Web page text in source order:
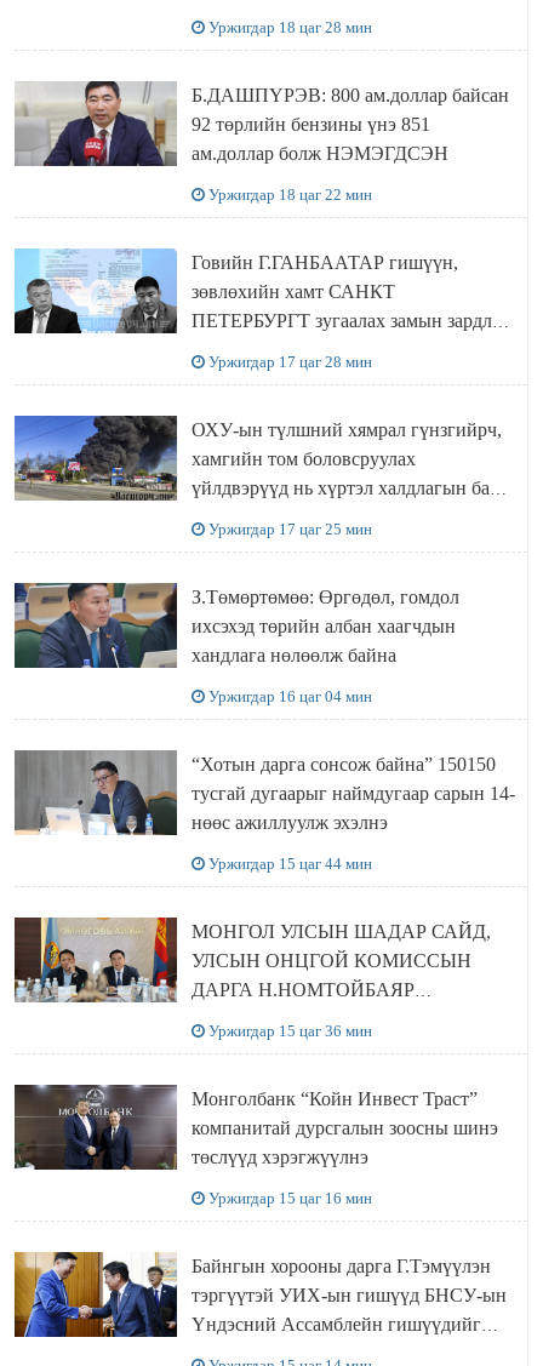
Уржигдар 18 цаг 28 мин
Б.ДАШПҮРЭВ: 800 ам.доллар байсан
92 төрлийн бензины үнэ 851
ам.доллар болж НЭМЭГДСЭН
Уржигдар 18 цаг 22 мин
Говийн Г.ГАНБААТАР гишүүн,
зөвлөхийн хамт САНКТ
ПЕТЕРБУРГТ зугаалах замын зардлаа
Уржигдар 17 цаг 28 мин
ОХУ-ын түлшний хямрал гүнзгийрч,
хамгийн том боловсруулах
үйлдвэрүүд нь хүртэл халдлагын бай
Уржигдар 17 цаг 25 мин
З.Төмөртөмөө: Өргөдөл, гомдол
ихсэхэд төрийн албан хаагчдын
хандлага нөлөөлж байна
Уржигдар 16 цаг 04 мин
“Хотын дарга сонсож байна” 150150
тусгай дугаарыг наймдугаар сарын 14-
нөөс ажиллуулж эхэлнэ
Уржигдар 15 цаг 44 мин
МОНГОЛ УЛСЫН ШАДАР САЙД,
УЛСЫН ОНЦГОЙ КОМИССЫН
ДАРГА Н.НОМТОЙБАЯР
Уржигдар 15 цаг 36 мин
Монголбанк “Койн Инвест Траст”
компанитай дурсгалын зоосны шинэ
төслүүд хэрэгжүүлнэ
Уржигдар 15 цаг 16 мин
Байнгын хорооны дарга Г.Тэмүүлэн
тэргүүтэй УИХ-ын гишүүд БНСУ-ын
Үндэсний Ассамблейн гишүүдийг